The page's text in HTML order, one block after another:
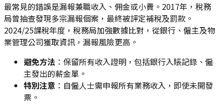
最常見的錯誤是漏報兼職收入、佣金或小費。2017年，稅務
局曾抽查發現多宗漏報個案，最終被評定補稅及罰款。
2024/25課稅年度，稅務局加強數據比對，從銀行、僱主及物
業管理公司獲取資訊，漏報風險更高。
避免方法 ：保留所有收入證明，包括銀行入賬記錄、僱
主發出的薪金單。
特別注意 ：自僱人士需申報所有業務收入，即使未開發
票。